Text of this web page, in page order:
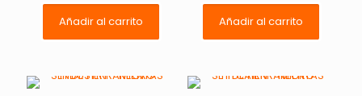
Añadir al carrito
Añadir al carrito